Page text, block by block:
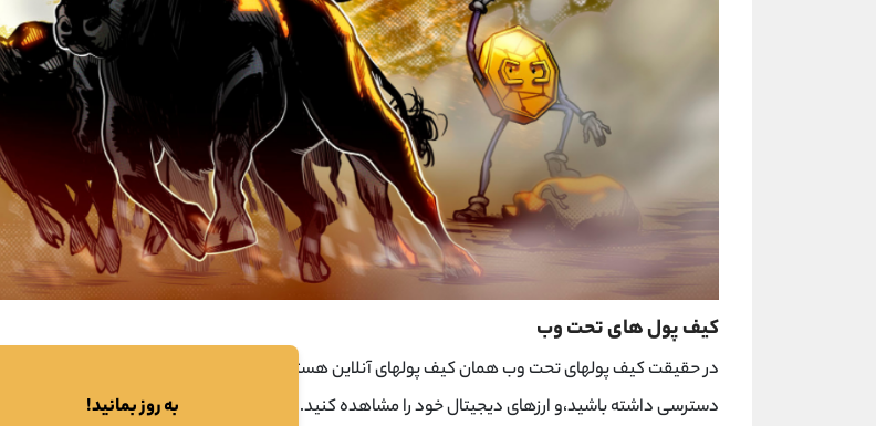
کیف پول های تحت وب
در حقیقت کیف پولهای تحت وب همان کیف پولهای آنلاین هستند که در هر زمان و مکانی می توانید به آنها
دسترسی داشته باشید،و ارزهای دیجیتال خود را مشاهده کنید.
به روز بمانید!